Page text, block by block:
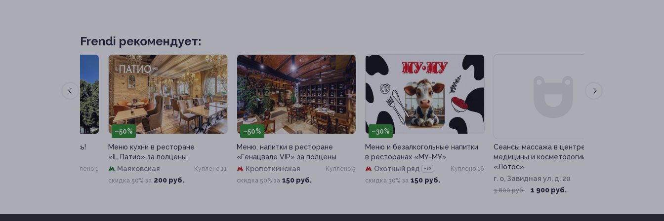
Frendi рекомендует:
–50%
Меню кухни в ресторане
«IL Патио» за полцены
Маяковская
скидка 50% за 200 руб.
Куплено 11
–50%
Меню, напитки в ресторане
«Генацвале VIP» за полцены
Кропоткинская
скидка 50% за 150 руб.
Куплено 5
–30%
Меню и безалкогольные напитки
в ресторанах «МУ-МУ»
Охотный ряд
+12
скидка 30% за 150 руб.
Куплено 16
Сеансы массажа в центре
медицины и косметологии
«Лотос»
г. о, Завидная ул, д. 20
3 800 руб. 1 900 руб.